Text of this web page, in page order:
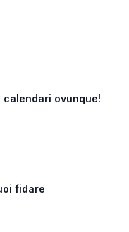
ovunque!
fidare